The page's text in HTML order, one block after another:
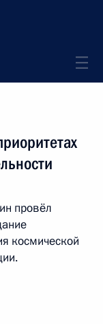
провёл
космической